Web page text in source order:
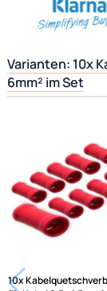
Hilfreiche Links
passende Produkte
Ähnliche Produkte
Varianten:
Ultramall
Wir
Unsere